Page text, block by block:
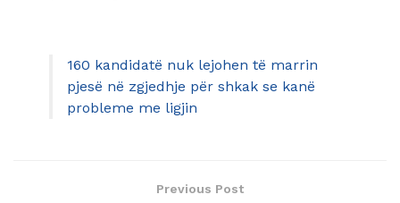
160 kandidatë nuk lejohen të marrin
pjesë në zgjedhje për shkak se kanë
probleme me ligjin
Previous Post